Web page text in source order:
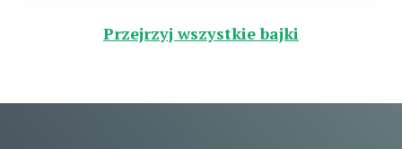
Przejrzyj wszystkie bajki